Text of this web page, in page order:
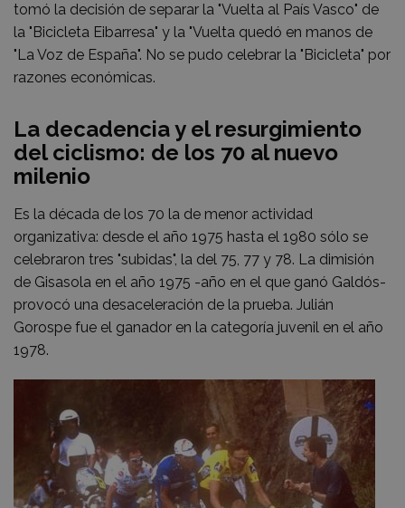
tomó la decisión de separar la "Vuelta al País Vasco" de
la "Bicicleta Eibarresa" y la "Vuelta quedó en manos de
"La Voz de España". No se pudo celebrar la "Bicicleta" por
razones económicas.
La decadencia y el resurgimiento
del ciclismo: de los 70 al nuevo
milenio
Es la década de los 70 la de menor actividad
organizativa: desde el año 1975 hasta el 1980 sólo se
celebraron tres "subidas", la del 75, 77 y 78. La dimisión
de Gisasola en el año 1975 -año en el que ganó Galdós-
provocó una desaceleración de la prueba. Julián
Gorospe fue el ganador en la categoría juvenil en el año
1978.